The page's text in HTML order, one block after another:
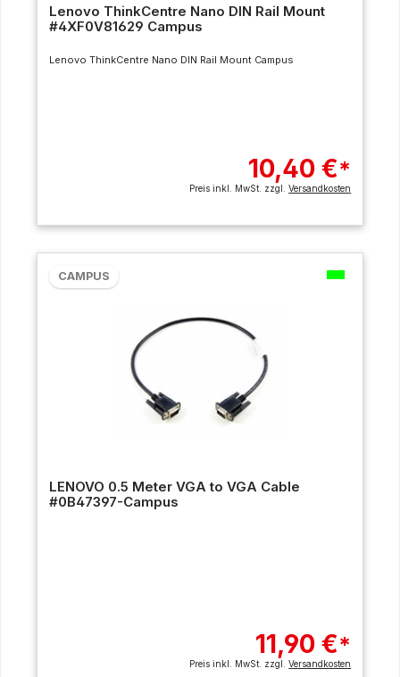
Lenovo ThinkCentre Nano DIN Rail Mount
#4XF0V81629 Campus
Lenovo ThinkCentre Nano DIN Rail Mount Campus
10,40 €*
Preis inkl. MwSt. zzgl.Versandkosten
CAMPUS
LENOVO 0.5 Meter VGA to VGA Cable
#0B47397-Campus
11,90 €*
Preis inkl. MwSt. zzgl.Versandkosten